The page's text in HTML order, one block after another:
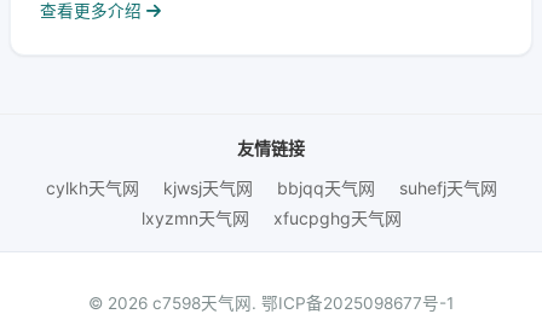
查看更多介绍
友情链接
cylkh天气网
kjwsj天气网 bbjqq天气网
suhefj天气网
lxyzmn天气网
xfucpghg天气网
© 2026 c7598天气网. 鄂ICP备2025098677号-1